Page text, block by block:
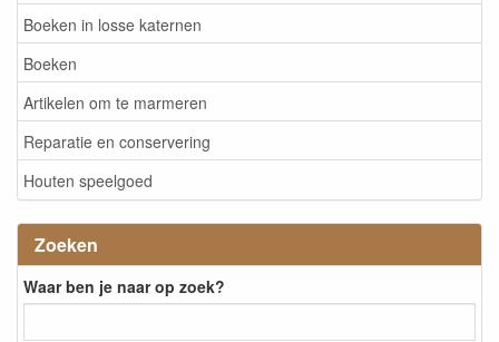
Boeken in losse katernen
Boeken
Artikelen om te marmeren
Reparatie en conservering
Houten speelgoed
Zoeken
Waar ben je naar op zoek?